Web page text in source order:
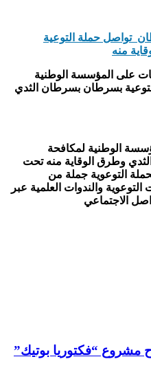
تواصل حملة التوعية
منه
على المؤسسة الوطنية
بسرطان بسرطان الثدي
الوطنية لمكافحة
وطرق الوقاية منه تحت
التوعوية جملة من
والندوات العلمية عبر
الاجتماعي
مشروع “فكتوريا بوتيك”